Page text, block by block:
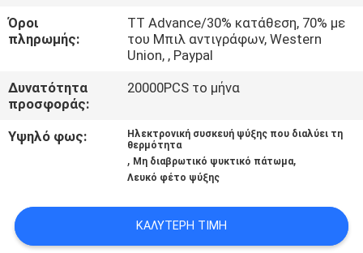
ΕΙΔΉΣΕΙΣ
ΠΕΡΙΠΤΏΣΕΙΣ
SITEMAP
Όροι
πληρωμής:
TT Advance/30% κατάθεση, 70% με
του Μπιλ αντιγράφων, Western
Union, , Paypal
Δυνατότητα
προσφοράς:
20000PCS το μήνα
Υψηλό φως:
Ηλεκτρονική συσκευή ψύξης που διαλύει τη
θερμότητα
, Μη διαβρωτικό ψυκτικό πάτωμα,
Λευκό φέτο ψύξης
ΚΑΛΎΤΕΡΗ ΤΙΜΉ